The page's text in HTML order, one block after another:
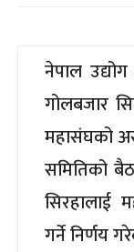
नेपाल
गोलबजार
महासंघको
समितिको
सिरहालाई
गर्ने निर्णय